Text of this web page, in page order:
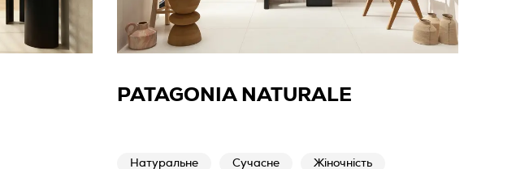
PATAGONIA NATURALE
Натуральне Сучасне Жіночність